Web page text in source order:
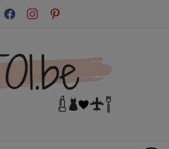
facebookinstagrampinterest